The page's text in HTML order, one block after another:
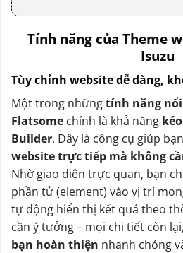
Tính năng của Theme
Isuzu
Tùy chỉnh website dễ dàng,
Một trong nhữngtính năng
Flatsome chính là khả năng
Builder. Đây là công cụ giúp bạn
website trực tiếp mà không
Nhờ giao diện trực quan, bạn
phần tử (element) vào vị trí
tự động hiển thị kết quả theo
cần ý tưởng – mọi chi tiết còn lại,
bạn hoàn thiện nhanh chóng